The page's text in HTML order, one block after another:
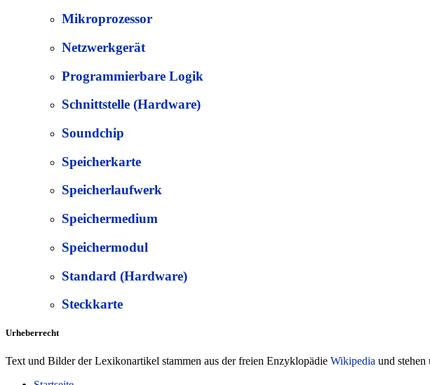
Mikroprozessor
Netzwerkgerät
Programmierbare Logik
Schnittstelle (Hardware)
Soundchip
Speicherkarte
Speicherlaufwerk
Speichermedium
Speichermodul
Standard (Hardware)
Steckkarte
Urheberrecht
Text und Bilder der Lexikonartikel stammen aus der freien Enzyklopädie Wikipedia und stehen